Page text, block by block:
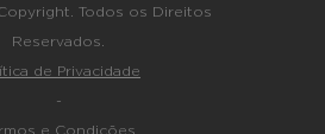
Todos os Direitos
Reservados.
de Privacidade
-
e Condições